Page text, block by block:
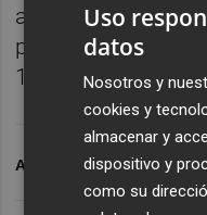
asistentes, y en
puerto de
12.000
ARCHIVADO EN
Uso
datos
Nosotros y
cookies y
almacenar y
dispositivo y
como su